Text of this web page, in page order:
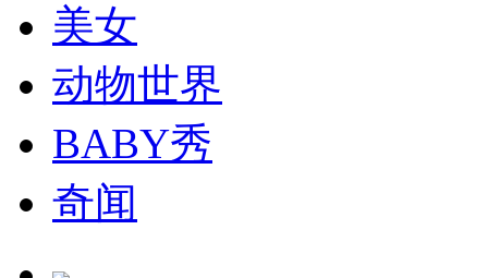
美女
动物世界
BABY秀
奇闻